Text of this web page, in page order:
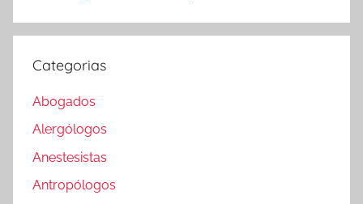
Categorias
Abogados
Alergólogos
Anestesistas
Antropólogos